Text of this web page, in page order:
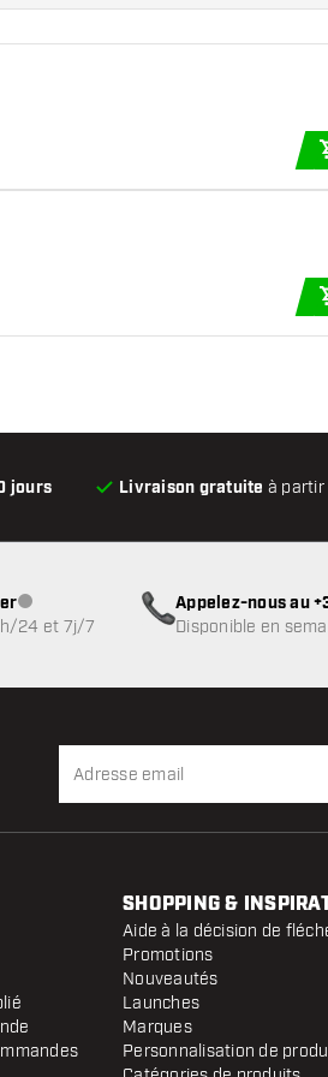
jours Livraison gratuite à partir
Service client indisponible
24 et 7j/7
Appelez-nous au
Disponible en
SHOPPING &
Aide à la décision de
Promotions
Nouveautés
Launches
Marques
Personnalisation de